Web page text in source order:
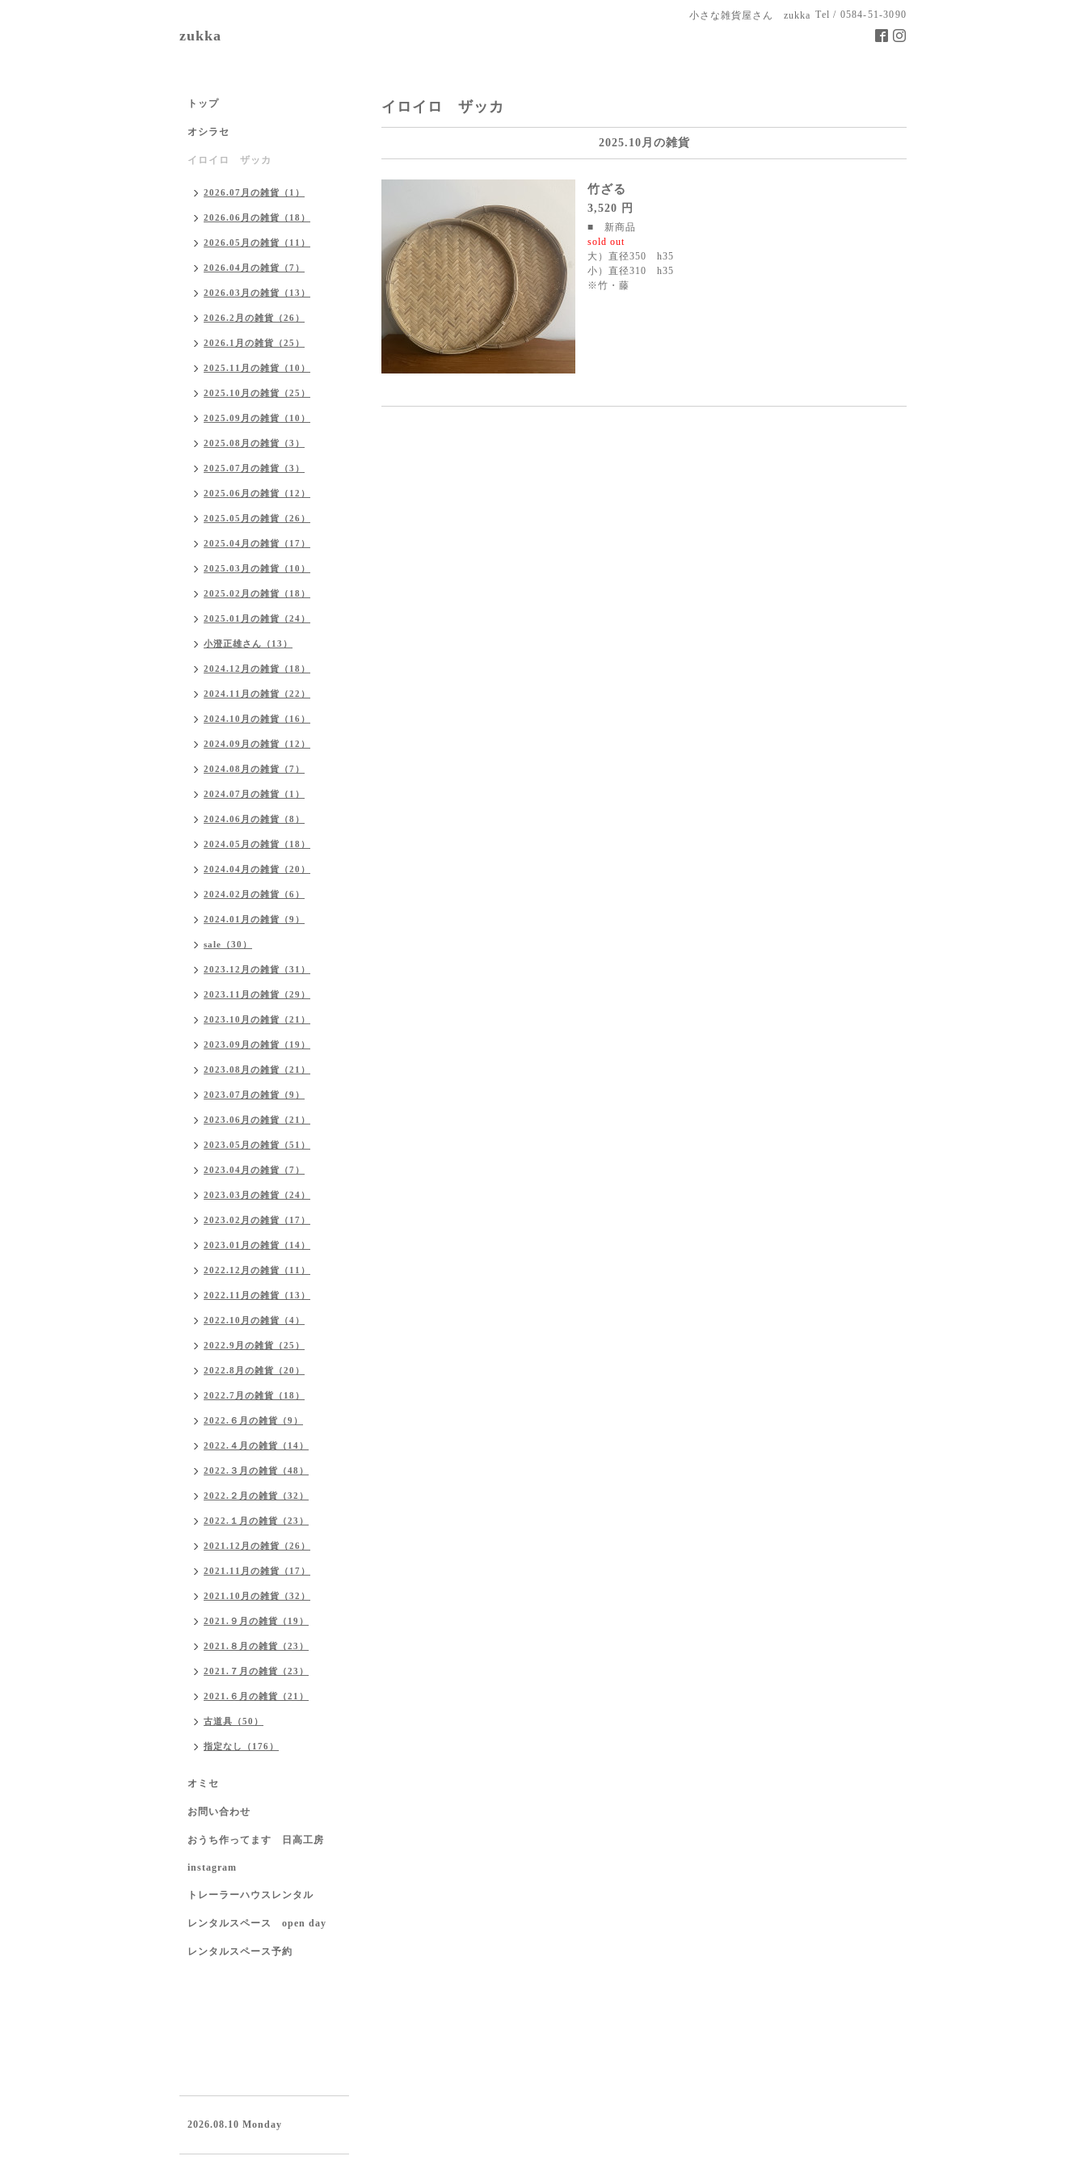
小さな雑貨屋さん zukka Tel / 0584-51-3090
zukka
イロイロ ザッカ
2025.10月の雑貨
竹ざる
3,520 円
■ 新商品
sold out
大）直径350 h35
小）直径310 h35
※竹・藤
トップ
オシラセ
イロイロ ザッカ
2026.07月の雑貨（1）
2026.06月の雑貨（18）
2026.05月の雑貨（11）
2026.04月の雑貨（7）
2026.03月の雑貨（13）
2026.2月の雑貨（26）
2026.1月の雑貨（25）
2025.11月の雑貨（10）
2025.10月の雑貨（25）
2025.09月の雑貨（10）
2025.08月の雑貨（3）
2025.07月の雑貨（3）
2025.06月の雑貨（12）
2025.05月の雑貨（26）
2025.04月の雑貨（17）
2025.03月の雑貨（10）
2025.02月の雑貨（18）
2025.01月の雑貨（24）
小澄正雄さん（13）
2024.12月の雑貨（18）
2024.11月の雑貨（22）
2024.10月の雑貨（16）
2024.09月の雑貨（12）
2024.08月の雑貨（7）
2024.07月の雑貨（1）
2024.06月の雑貨（8）
2024.05月の雑貨（18）
2024.04月の雑貨（20）
2024.02月の雑貨（6）
2024.01月の雑貨（9）
sale（30）
2023.12月の雑貨（31）
2023.11月の雑貨（29）
2023.10月の雑貨（21）
2023.09月の雑貨（19）
2023.08月の雑貨（21）
2023.07月の雑貨（9）
2023.06月の雑貨（21）
2023.05月の雑貨（51）
2023.04月の雑貨（7）
2023.03月の雑貨（24）
2023.02月の雑貨（17）
2023.01月の雑貨（14）
2022.12月の雑貨（11）
2022.11月の雑貨（13）
2022.10月の雑貨（4）
2022.9月の雑貨（25）
2022.8月の雑貨（20）
2022.7月の雑貨（18）
2022.６月の雑貨（9）
2022.４月の雑貨（14）
2022.３月の雑貨（48）
2022.２月の雑貨（32）
2022.１月の雑貨（23）
2021.12月の雑貨（26）
2021.11月の雑貨（17）
2021.10月の雑貨（32）
2021.９月の雑貨（19）
2021.８月の雑貨（23）
2021.７月の雑貨（23）
2021.６月の雑貨（21）
古道具（50）
指定なし（176）
オミセ
お問い合わせ
おうち作ってます 日高工房
instagram
トレーラーハウスレンタル
レンタルスペース open day
レンタルスペース予約
2026.08.10 Monday